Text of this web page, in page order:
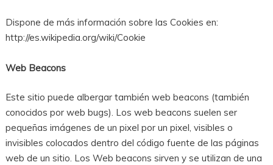
Dispone de más información sobre las Cookies en:
http://es.wikipedia.org/wiki/Cookie
Web Beacons
Este sitio puede albergar también web beacons (también
conocidos por web bugs). Los web beacons suelen ser
pequeñas imágenes de un pixel por un pixel, visibles o
invisibles colocados dentro del código fuente de las páginas
web de un sitio. Los Web beacons sirven y se utilizan de una